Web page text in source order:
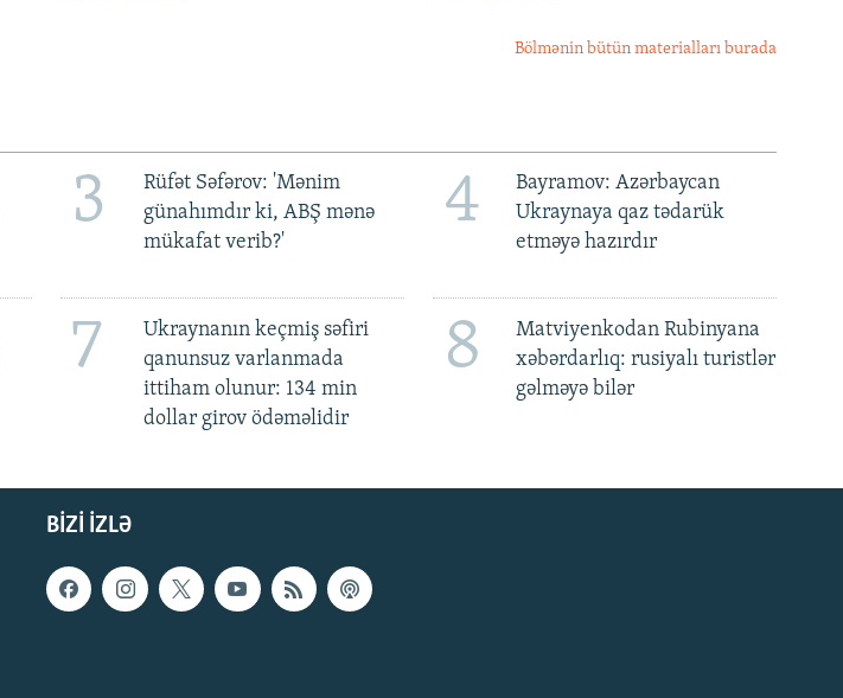
Bölmənin bütün materialları burada
3
Rüfət Səfərov: 'Mənim
günahımdır ki, ABŞ mənə
mükafat verib?'
4
Bayramov: Azərbaycan
Ukraynaya qaz tədarük
etməyə hazırdır
7
Ukraynanın keçmiş səfiri
qanunsuz varlanmada
ittiham olunur: 134 min
dollar girov ödəməlidir
8
Matviyenkodan Rubinyana
xəbərdarlıq: rusiyalı turistlər
gəlməyə bilər
BIZI IZLƏ